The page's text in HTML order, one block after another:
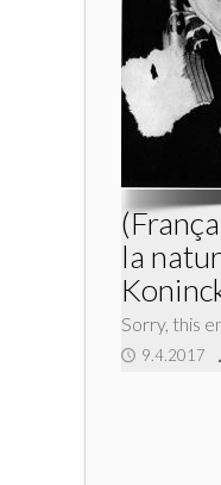
la
Sorry, this
9.4.2017